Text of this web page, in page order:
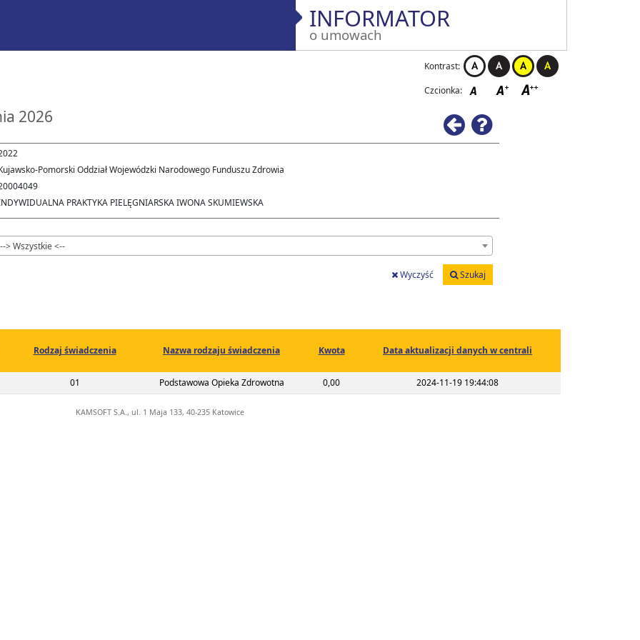
INFORMATOR
o umowach
Kontrast:
Czcionka:
2026 Wstecz
Pomoc
Pomorski Oddział Wojewódzki Narodowego Funduszu Zdrowia
PRAKTYKA PIELĘGNIARSKA IWONA SKUMIEWSKA
--> Wszystkie <--
Wyczyść Szukaj
Rodzaj świadczenia Nazwa rodzaju świadczenia Kwota Data aktualizacji danych w centrali
04049-22-01 01 Podstawowa Opieka Zdrowotna 0,00 2024-11-19 19:44:08
KAMSOFT S.A., ul. 1 Maja 133, 40-235 Katowice